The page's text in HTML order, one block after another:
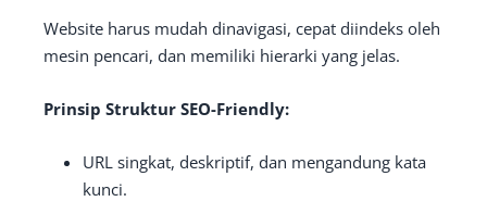
Website harus mudah dinavigasi, cepat diindeks oleh
mesin pencari, dan memiliki hierarki yang jelas.
Prinsip Struktur SEO-Friendly:
URL singkat, deskriptif, dan mengandung kata
kunci.